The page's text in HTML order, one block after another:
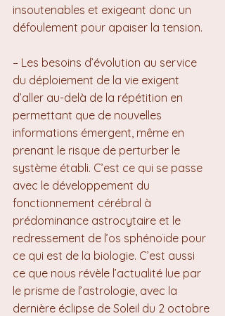
insoutenables et exigeant donc un
défoulement pour apaiser la tension.
– Les besoins d’évolution au service
du déploiement de la vie exigent
d’aller au-delà de la répétition en
permettant que de nouvelles
informations émergent, même en
prenant le risque de perturber le
système établi. C’est ce qui se passe
avec le développement du
fonctionnement cérébral à
prédominance astrocytaire et le
redressement de l’os sphénoïde pour
ce qui est de la biologie. C’est aussi
ce que nous révèle l’actualité lue par
le prisme de l’astrologie, avec la
dernière éclipse de Soleil du 2 octobre